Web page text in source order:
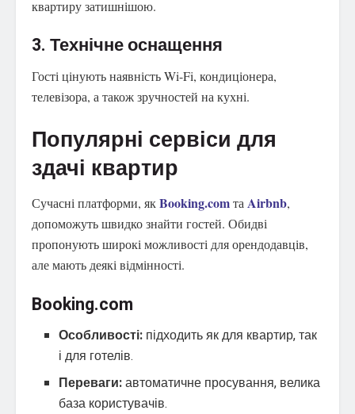
квартиру затишнішою.
3. Технічне оснащення
Гості цінують наявність Wi-Fi, кондиціонера,
телевізора, а також зручностей на кухні.
Популярні сервіси для
здачі квартир
Сучасні платформи, якBooking.comтаAirbnb,
допоможуть швидко знайти гостей. Обидві
пропонують широкі можливості для орендодавців,
але мають деякі відмінності.
Booking.com
Особливості: підходить як для квартир, так
і для готелів.
Переваги:автоматичне просування, велика
база користувачів.